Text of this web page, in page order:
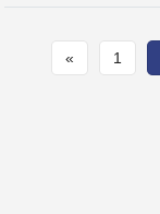
« 1